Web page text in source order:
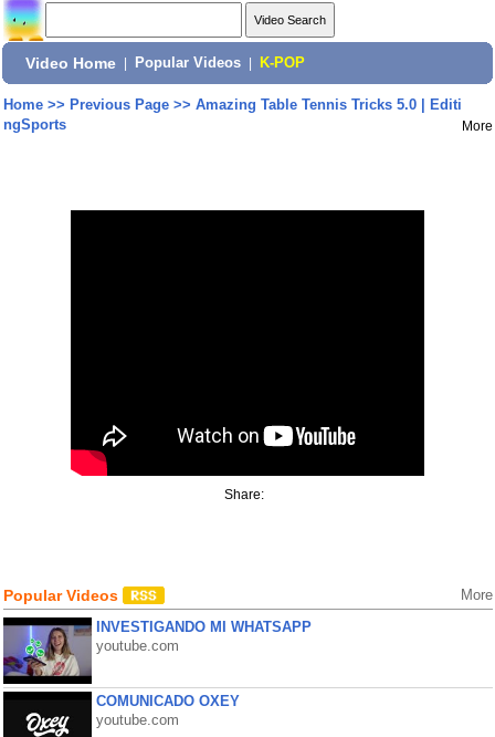
Video Home Popular Videos K-POP
Home>> Previous Page>> Amazing Table Tennis Tricks 5.0 | Editi
ngSports
More
Share:
Popular Videos More
INVESTIGANDO MI WHATSAPP
youtube.com
COMUNICADO OXEY
youtube.com